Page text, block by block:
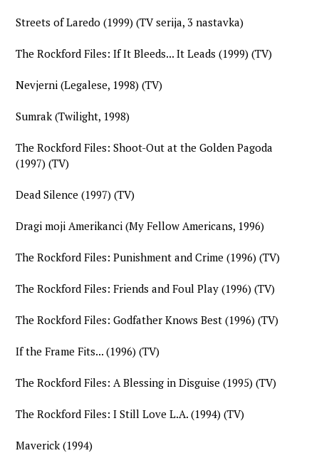
Streets of Laredo (1999) (TV serija, 3 nastavka)
The Rockford Files: If It Bleeds... It Leads (1999) (TV)
Nevjerni (Legalese, 1998) (TV)
Sumrak (Twilight, 1998)
The Rockford Files: Shoot-Out at the Golden Pagoda
(1997) (TV)
Dead Silence (1997) (TV)
Dragi moji Amerikanci (My Fellow Americans, 1996)
The Rockford Files: Punishment and Crime (1996) (TV)
The Rockford Files: Friends and Foul Play (1996) (TV)
The Rockford Files: Godfather Knows Best (1996) (TV)
If the Frame Fits... (1996) (TV)
The Rockford Files: A Blessing in Disguise (1995) (TV)
The Rockford Files: I Still Love L.A. (1994) (TV)
Maverick (1994)